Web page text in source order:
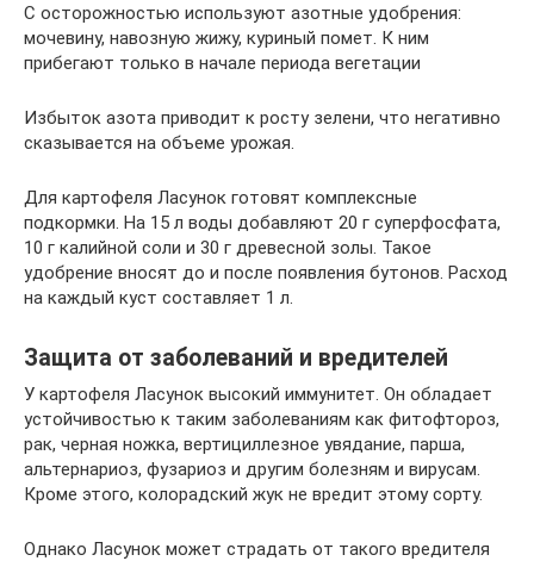
С осторожностью используют азотные удобрения:
мочевину, навозную жижу, куриный помет. К ним
прибегают только в начале периода вегетации
Избыток азота приводит к росту зелени, что негативно
сказывается на объеме урожая.
Для картофеля Ласунок готовят комплексные
подкормки. На 15 л воды добавляют 20 г суперфосфата,
10 г калийной соли и 30 г древесной золы. Такое
удобрение вносят до и после появления бутонов. Расход
на каждый куст составляет 1 л.
Защита от заболеваний и вредителей
У картофеля Ласунок высокий иммунитет. Он обладает
устойчивостью к таким заболеваниям как фитофтороз,
рак, черная ножка, вертициллезное увядание, парша,
альтернариоз, фузариоз и другим болезням и вирусам.
Кроме этого, колорадский жук не вредит этому сорту.
Однако Ласунок может страдать от такого вредителя